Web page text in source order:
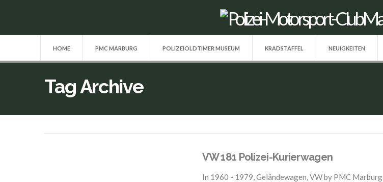
HOME PMC MARBURG POLIZEIOLDTIMER MUSEUM KRADSTAFFEL NEUIGKEITEN
Tag Archive
VW 181 Polizei-Kurierwagen
In 1960 - 1979,Geländewagen,VWby PMC Marburg